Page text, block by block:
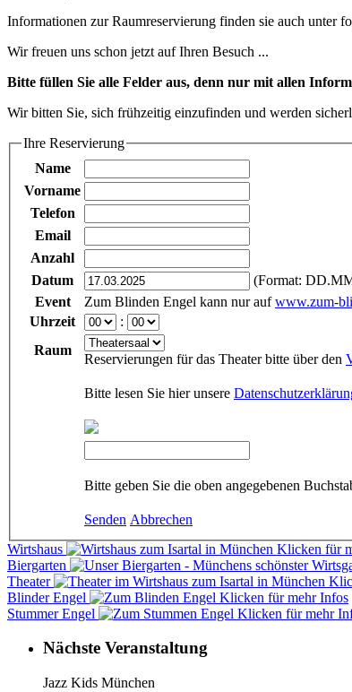
Informationen zur Raumreservierung finden sie auch unter
Wir freuen uns schon jetzt auf Ihren Besuch ...
Bitte füllen Sie alle Felder aus, denn nur mit allen
Wir bitten Sie, sich frühzeitig einzufinden und werden
Ihre Reservierung
Name
Vorname
Telefon
Email
Anzahl
Datum
(Format:
Event
Zum Blinden Engel kann nur aufwww.zum-
Uhrzeit
:
Raum
Reservierungen für das Theater bitte über den
Bitte lesen Sie hier unsere
Bitte geben Sie die oben angegebenen
Senden Abbrechen
Wirtshaus
Klicken für
Biergarten
Theater
Blinder Engel
Klicken für mehr Infos
Stummer Engel
Klicken für mehr
Nächste Veranstaltung
Jazz Kids München